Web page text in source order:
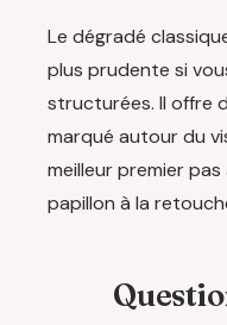
Le dégradé
plus prudente si
structurées. Il offre
marqué autour du
meilleur premier
papillon à la